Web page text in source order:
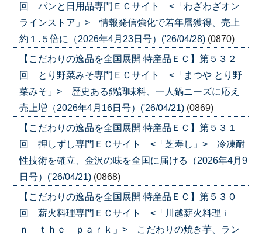
回 パンと日用品専門ＥＣサイト <「わざわざオン
ラインストア」> 情報発信強化で若年層獲得、売上
約１.５倍に（2026年4月23日号）('26/04/28) (0870)
【こだわりの逸品を全国展開 特産品ＥＣ】第５３２
回 とり野菜みそ専門ＥＣサイト <「まつや とり野
菜みそ」> 歴史ある鍋調味料、一人鍋ニーズに応え
売上増（2026年4月16日号）('26/04/21) (0869)
【こだわりの逸品を全国展開 特産品ＥＣ】第５３１
回 押しずし専門ＥＣサイト <「芝寿し」> 冷凍耐
性技術を確立、金沢の味を全国に届ける（2026年4月9
日号）('26/04/21) (0868)
【こだわりの逸品を全国展開 特産品ＥＣ】第５３０
回 薪火料理専門ＥＣサイト <「川越薪火料理ｉ
ｎ ｔｈｅ ｐａｒｋ」> こだわりの焼き芋、ラン